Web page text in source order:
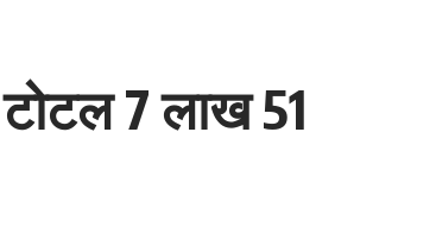
7 लाख 51